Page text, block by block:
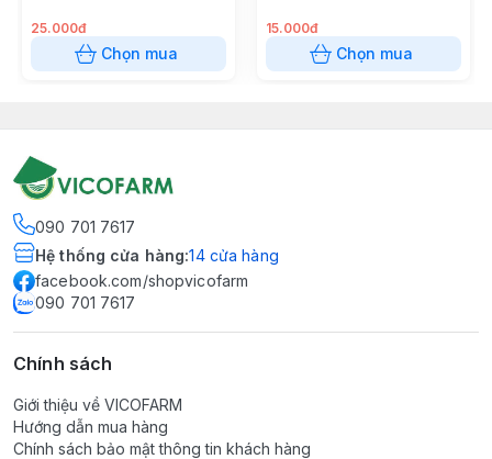
25.000đ
Chọn mua
15.000đ
Chọn mua
090 701 7617
Hệ thống cửa hàng:14 cửa hàng
facebook.com/shopvicofarm
090 701 7617
Chính sách
Giới thiệu về VICOFARM
Hướng dẫn mua hàng
Chính sách bảo mật thông tin khách hàng